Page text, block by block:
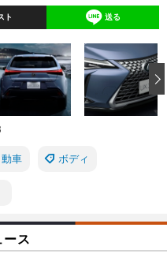
ト 送る
車 ボディ
ース